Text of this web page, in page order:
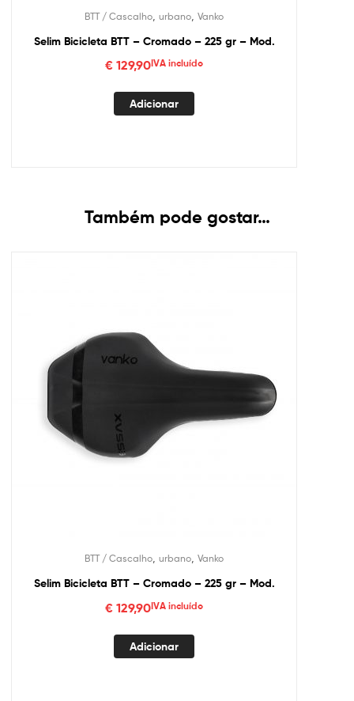
BTT / Cascalho urbano Vanko
Selim Bicicleta BTT – Cromado – 225 gr – Mod.
€ 129,90IVA incluído
Adicionar
Também pode gostar…
BTT / Cascalho urbano Vanko
Selim Bicicleta BTT – Cromado – 225 gr – Mod.
€ 129,90IVA incluído
Adicionar